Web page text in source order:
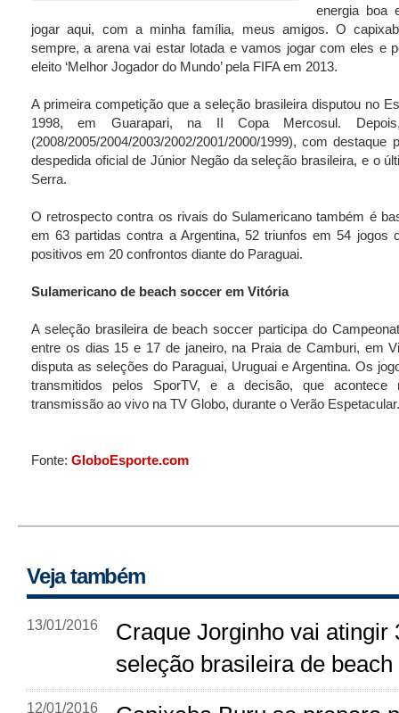
energia boa
jogar aqui, com a minha família, meus amigos. O
sempre, a arena vai estar lotada e vamos jogar com eles e
eleito ‘Melhor Jogador do Mundo’ pela FIFA em 2013.
A primeira competição que a seleção brasileira disputou no
1998, em Guarapari, na II Copa Mercosul.
(2008/2005/2004/2003/2002/2001/2000/1999), com destaque
despedida oficial de Júnior Negão da seleção brasileira, e o
Serra.
O retrospecto contra os rivais do Sulamericano também é
em 63 partidas contra a Argentina, 52 triunfos em 54 jogos
positivos em 20 confrontos diante do Paraguai.
Sulamericano de beach soccer em Vitória
A seleção brasileira de beach soccer participa do
entre os dias 15 e 17 de janeiro, na Praia de Camburi, em
disputa as seleções do Paraguai, Uruguai e Argentina. Os
transmitidos pelos SporTV, e a decisão, que
transmissão ao vivo na TV Globo, durante o Verão Espetacular.
Fonte: GloboEsporte.com
Veja também
13/01/2016
Craque Jorginho vai atingir
seleção brasileira de
12/01/2016